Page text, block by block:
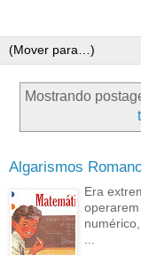
Mostrando
Algarismos
Era